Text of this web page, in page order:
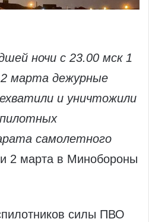
ночи с 23.00 мск 1
марта дежурные
и уничтожили
самолетного
2 марта в Минобороны
силы ПВО